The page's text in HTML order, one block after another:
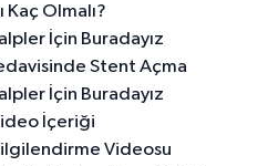
Kaç Olmalı?
İçin Buradayız
Stent Açma
İçin Buradayız
İçeriği
Videosu